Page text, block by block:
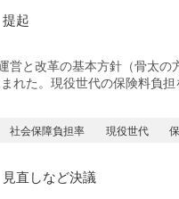
起
と改革の基本方針（骨太の
れた。現役世代の保険料負
社会保障負担率 現役世代
直しなど決議